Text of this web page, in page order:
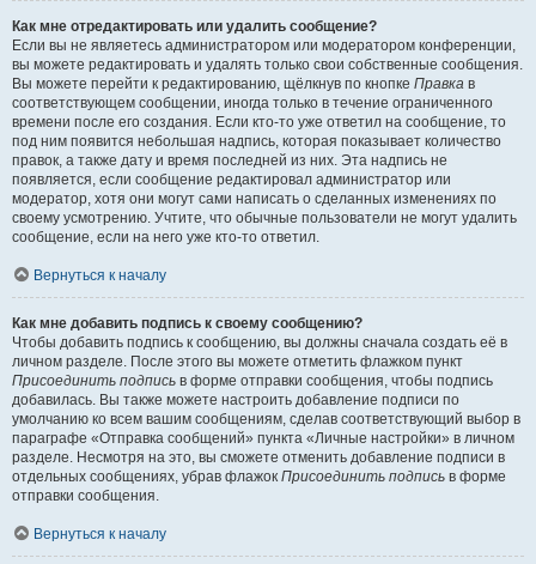
Как мне отредактировать или удалить сообщение?
Если вы не являетесь администратором или модератором конференции,
вы можете редактировать и удалять только свои собственные сообщения.
Вы можете перейти к редактированию, щёлкнув по кнопке Правка в
соответствующем сообщении, иногда только в течение ограниченного
времени после его создания. Если кто-то уже ответил на сообщение, то
под ним появится небольшая надпись, которая показывает количество
правок, а также дату и время последней из них. Эта надпись не
появляется, если сообщение редактировал администратор или
модератор, хотя они могут сами написать о сделанных изменениях по
своему усмотрению. Учтите, что обычные пользователи не могут удалить
сообщение, если на него уже кто-то ответил.
Вернуться к началу
Как мне добавить подпись к своему сообщению?
Чтобы добавить подпись к сообщению, вы должны сначала создать её в
личном разделе. После этого вы можете отметить флажком пункт
Присоединить подпись в форме отправки сообщения, чтобы подпись
добавилась. Вы также можете настроить добавление подписи по
умолчанию ко всем вашим сообщениям, сделав соответствующий выбор в
параграфе «Отправка сообщений» пункта «Личные настройки» в личном
разделе. Несмотря на это, вы сможете отменить добавление подписи в
отдельных сообщениях, убрав флажок Присоединить подпись в форме
отправки сообщения.
Вернуться к началу